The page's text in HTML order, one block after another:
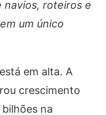
navios, roteiros e
um único
em alta. A
crescimento
na